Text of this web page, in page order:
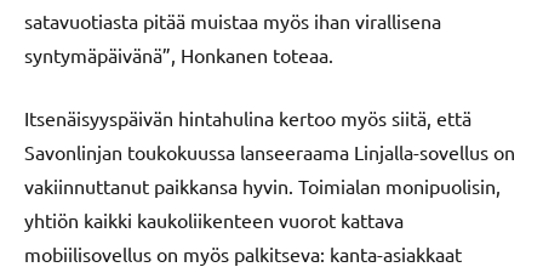
satavuotiasta pitää muistaa myös ihan virallisena
syntymäpäivänä”, Honkanen toteaa.
Itsenäisyyspäivän hintahulina kertoo myös siitä, että
Savonlinjan toukokuussa lanseeraama Linjalla-sovellus on
vakiinnuttanut paikkansa hyvin. Toimialan monipuolisin,
yhtiön kaikki kaukoliikenteen vuorot kattava
mobiilisovellus on myös palkitseva: kanta-asiakkaat